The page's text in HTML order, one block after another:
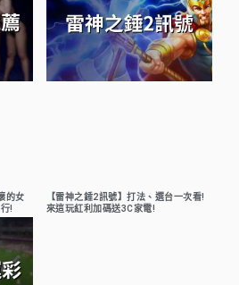
的女
!
【雷神之錘2訊號】打法、選台一次看!
來這玩紅利加碼送3C家電!